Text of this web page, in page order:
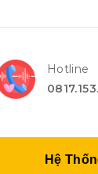
Hotline
Hệ